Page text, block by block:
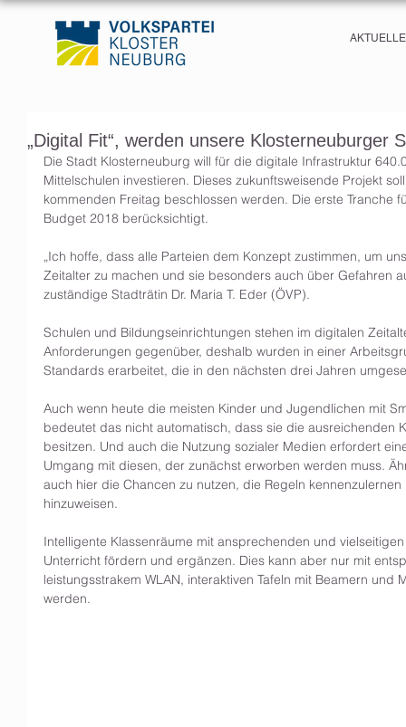
„Digital Fit“, werden unsere Klosterneuburger
Die Stadt Klosterneuburg will für die digitale Infrastruktur
Mittelschulen investieren. Dieses zukunftsweisende Projekt
kommenden Freitag beschlossen werden. Die erste Tranche
Budget 2018 berücksichtigt.
„Ich hoffe, dass alle Parteien dem Konzept zustimmen, um
Zeitalter zu machen und sie besonders auch über Gefahren
zuständige Stadträtin Dr. Maria T. Eder (ÖVP).
Schulen und Bildungseinrichtungen stehen im digitalen
Anforderungen gegenüber, deshalb wurden in einer
Standards erarbeitet, die in den nächsten drei Jahren
Auch wenn heute die meisten Kinder und Jugendlichen mit
bedeutet das nicht automatisch, dass sie die ausreichenden
besitzen. Und auch die Nutzung sozialer Medien erfordert
Umgang mit diesen, der zunächst erworben werden muss.
auch hier die Chancen zu nutzen, die Regeln
hinzuweisen.
Intelligente Klassenräume mit ansprechenden und
Unterricht fördern und ergänzen. Dies kann aber nur mit
leistungsstrakem WLAN, interaktiven Tafeln mit Beamern
werden.